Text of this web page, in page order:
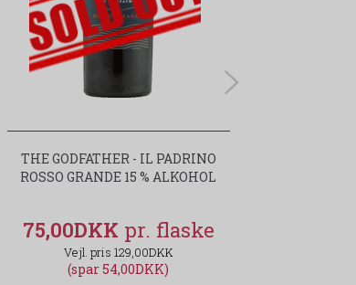
THE GODFATHER - IL PADRINO
ROSSO GRANDE 15 % ALKOHOL
75,00DKK
129,00DKK
(spar 54,00DKK)